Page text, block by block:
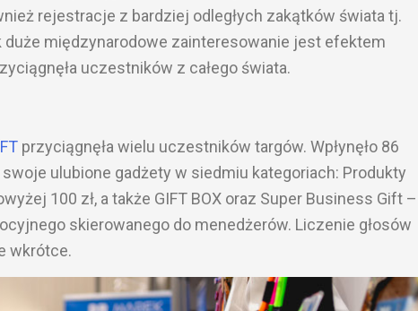
rejestracje z bardziej odległych zakątków świata tj.
duże międzynarodowe zainteresowanie jest efektem
uczestników z całego świata.
przyciągnęła wielu uczestników targów. Wpłynęło 86
ulubione gadżety w siedmiu kategoriach: Produkty
100 zł, a także GIFT BOX oraz Super Business Gift –
skierowanego do menedżerów. Liczenie głosów
wkrótce.